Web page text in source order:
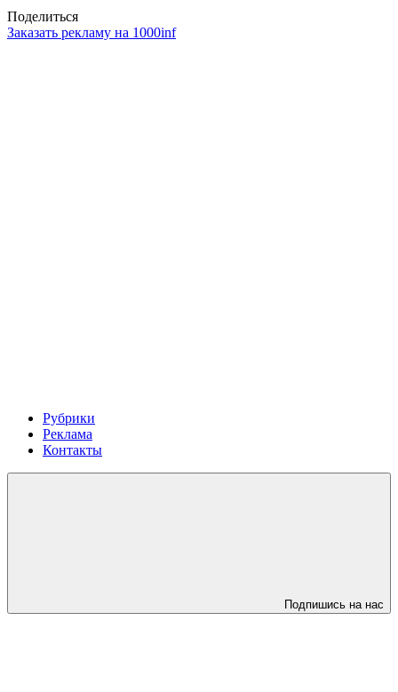
Поделиться
Заказать рекламу на 1000inf
Рубрики
Реклама
Контакты
Подпишись на нас